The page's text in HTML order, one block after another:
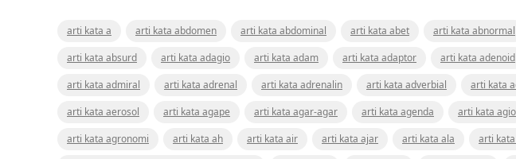
arti kata a arti kata abdomen arti kata abdominal arti kata abet arti kata abnormal
arti kata absurd
arti kata adagio arti kata adam arti kata adaptor arti kata adenoid
arti kata admiral
arti kata adrenal arti kata adrenalin arti kata adverbial arti kata
arti kata aerosol
arti kata agape arti kata agar-agar arti kata agenda arti kata agio
arti kata agronomi
arti kata ah arti kata air arti kata ajar arti kata ala arti